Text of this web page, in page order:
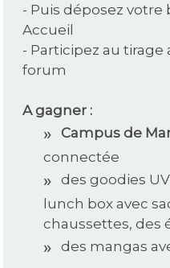
- Puis déposez
Accueil
- Participez au tirage
forum
A gagner :
Campus de
connectée
des goodies
lunch box avec
chaussettes, des
des mangas